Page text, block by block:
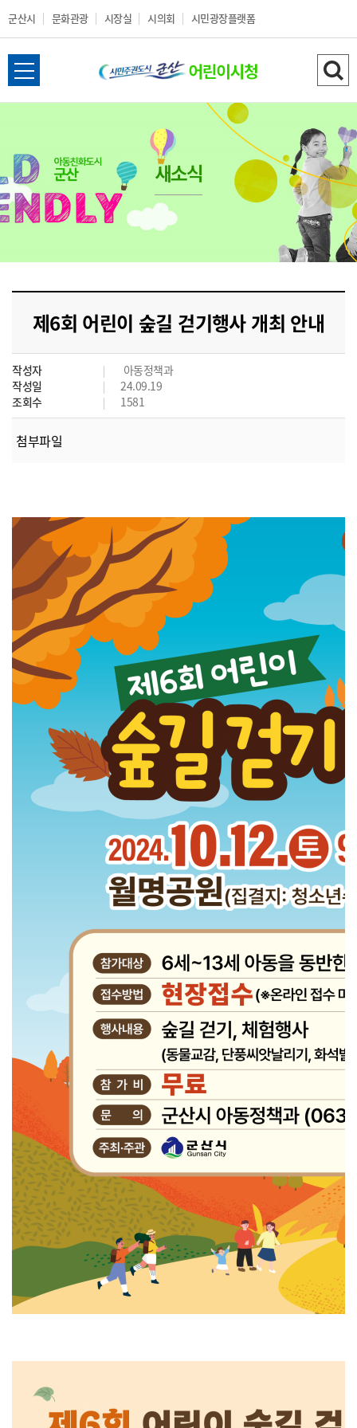
군산시 문화관광 시장실 시의회 시민광장플랫폼
군
산
어
이
시
청
전
체
열
기
검
색
기
새소식
제6회 어린이 숲길 걷기행사 개최 안내
작성자
아동정책과
작성일
24.09.19
조회수
1581
첨부파일